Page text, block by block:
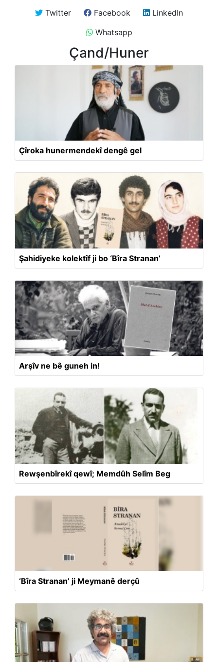
Twitter Facebook
LinkedIn
Whatsapp
Çand/Huner
Çîroka hunermendekî dengê gel
Şahidiyeke kolektîf ji bo ‘Bîra Stranan’
Arşîv ne bê guneh in!
Rewşenbîrekî qewî; Memdûh Selîm Beg
‘Bîra Stranan’ ji Meymanê derçû